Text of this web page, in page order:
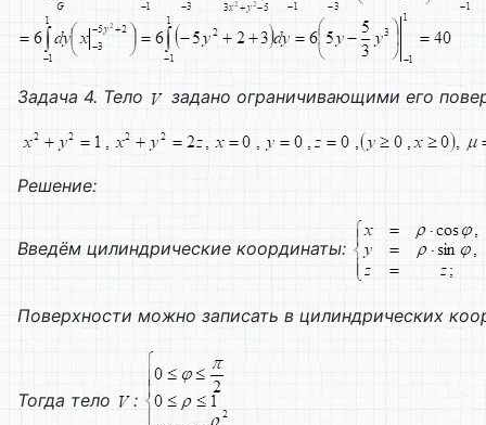
Задача 4. Тело задано ограничивающими его
Решение:
Введём цилиндрические координаты:
Поверхности можно записать в цилиндрических
Тогда тело :